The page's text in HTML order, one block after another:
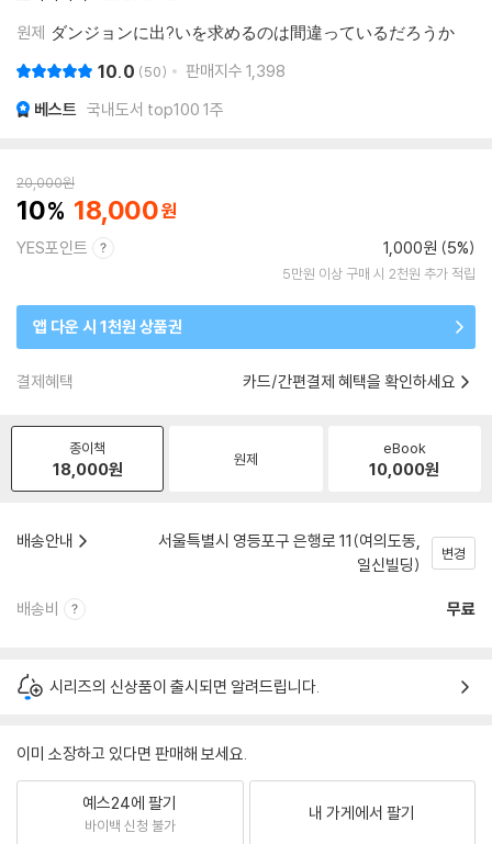
원제 ダンジョンに出?いを求めるのは間違っているだろうか
10.0 50 판매지수 1,398
베스트 국내도서 top100 1주
20,000원
10 18,000
YES포인트 1,000원 (5%)
5만원 이상 구매 시 2천원 추가 적립
앱 다운 시 1천원 상품권
결제혜택 카드/간편결제 혜택을 확인하세요
종이책
18,000원 원제
eBook
10,000원
배송안내
서울특별시 영등포구 은행로 11(여의도동,
일신빌딩)
변경
배송비 무료
시리즈의 신상품이 출시되면 알려드립니다.
이미 소장하고 있다면 판매해 보세요.
예스24에 팔기
바이백 신청 불가
내 가게에서 팔기